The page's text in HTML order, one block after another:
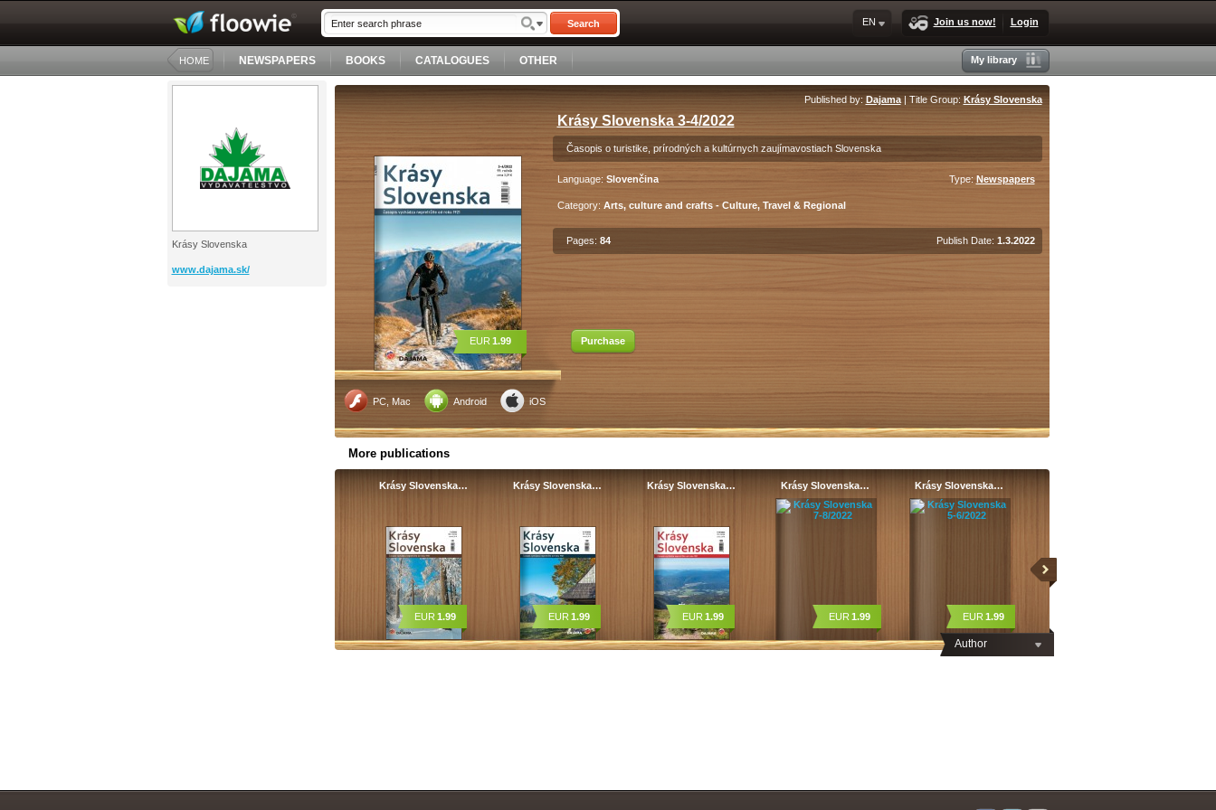
Search Join us now! Login
EN
HOME NEWSPAPERS BOOKS CATALOGUES OTHER My library
Krásy Slovenska
www.dajama.sk/
PC, Mac Android iOS
EUR 1.99
Published by: Dajama| Title Group:Krásy Slovenska
Krásy Slovenska 3-4/2022
Časopis o turistike, prírodných a kultúrnych zaujímavostiach Slovenska
Language: Slovenčina Type: Newspapers
Category: Arts, culture and crafts - Culture, Travel & Regional
Pages: 84 Publish Date: 1.3.2022
Purchase
More publications
Author
Krásy Slovenska…
EUR 1.99
Krásy Slovenska…
EUR 1.99
Krásy Slovenska…
EUR 1.99
Krásy Slovenska…
EUR 1.99
Krásy Slovenska…
EUR 1.99